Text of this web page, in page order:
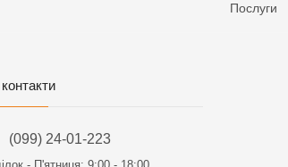
Послуги
(099) 24-01-223